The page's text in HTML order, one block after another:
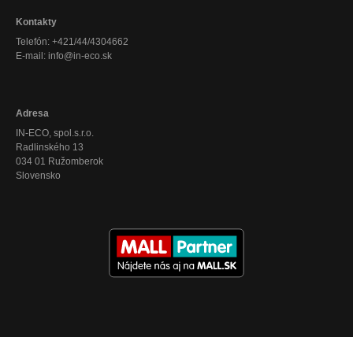
Kontakty
Telefón: +421/44/4304662
E-mail: info@in-eco.sk
Adresa
IN-ECO, spol.s.r.o.
Radlinského 13
034 01 Ružomberok
Slovensko